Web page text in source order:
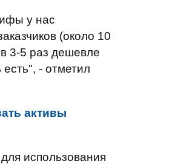
у нас
(около 10
3-5 раз дешевле
- отметил
активы
использования